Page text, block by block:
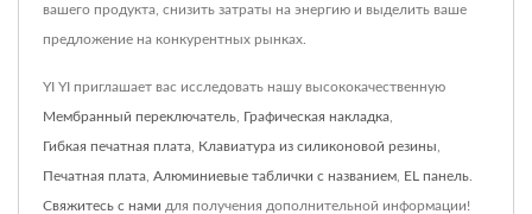
вашего продукта, снизить затраты на энергию и выделить ваше
предложение на конкурентных рынках.
YI YI приглашает вас исследовать нашу высококачественную
Мембранный переключатель Графическая накладка
Гибкая печатная плата Клавиатура из силиконовой резины
Печатная плата Алюминиевые таблички с названием EL панель
Свяжитесь с нами для получения дополнительной информации!